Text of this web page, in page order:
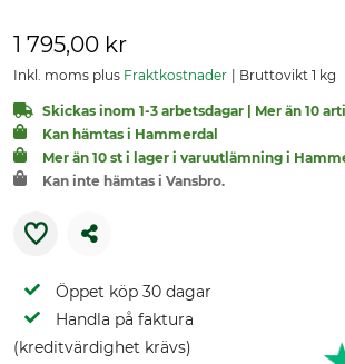
1 795,00 kr
Inkl. moms plus Fraktkostnader Bruttovikt 1 kg
Skickas inom 1-3 arbetsdagar | Mer än 10
Kan hämtas i Hammerdal
Mer än 10 st i lager i varuutlämning i
Kan inte hämtas i Vansbro.
Öppet köp 30 dagar
Handla på faktura
(kreditvärdighet krävs)